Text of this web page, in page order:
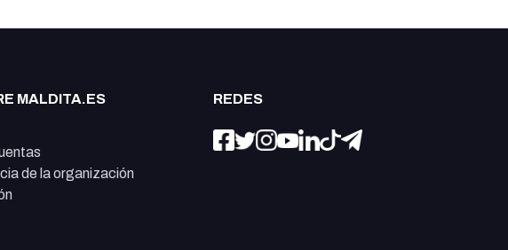
MALDITA.ES
de la organización
REDES